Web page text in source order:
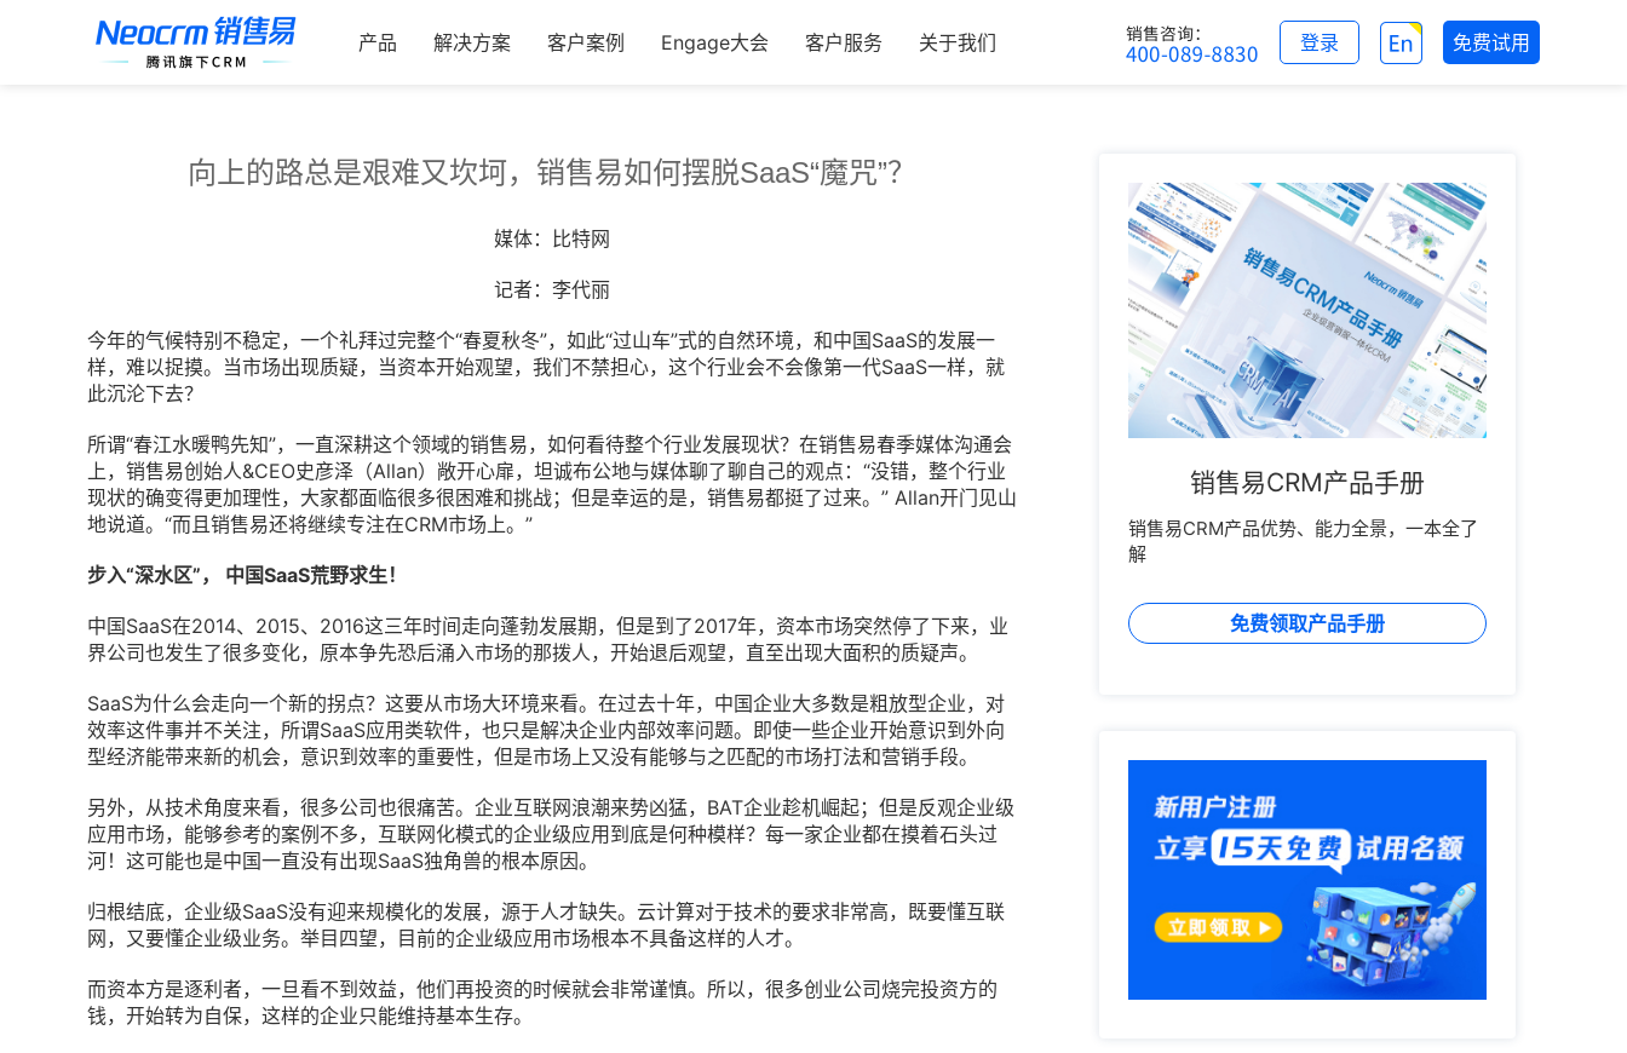
产品 解决方案 客户案例 Engage大会 客户服务 关于我们 免费试用
登录
向上的路总是艰难又坎坷，销售易如何摆脱SaaS“魔咒”？
媒体：比特网
记者：李代丽
今年的气候特别不稳定，一个礼拜过完整个“春夏秋冬”，如此“过山车”式的自然环境，和中国SaaS的发展一
样，难以捉摸。当市场出现质疑，当资本开始观望，我们不禁担心，这个行业会不会像第一代SaaS一样，就
此沉沦下去？
所谓“春江水暖鸭先知”，一直深耕这个领域的销售易，如何看待整个行业发展现状？在销售易春季媒体沟通会
上，销售易创始人&CEO史彦泽（Allan）敞开心扉，坦诚布公地与媒体聊了聊自己的观点：“没错，整个行业
现状的确变得更加理性，大家都面临很多很困难和挑战；但是幸运的是，销售易都挺了过来。” Allan开门见山
地说道。“而且销售易还将继续专注在CRM市场上。”
步入“深水区”， 中国SaaS荒野求生！
中国SaaS在2014、2015、2016这三年时间走向蓬勃发展期，但是到了2017年，资本市场突然停了下来，业
界公司也发生了很多变化，原本争先恐后涌入市场的那拨人，开始退后观望，直至出现大面积的质疑声。
SaaS为什么会走向一个新的拐点？这要从市场大环境来看。在过去十年，中国企业大多数是粗放型企业，对
效率这件事并不关注，所谓SaaS应用类软件，也只是解决企业内部效率问题。即使一些企业开始意识到外向
型经济能带来新的机会，意识到效率的重要性，但是市场上又没有能够与之匹配的市场打法和营销手段。
另外，从技术角度来看，很多公司也很痛苦。企业互联网浪潮来势凶猛，BAT企业趁机崛起；但是反观企业级
应用市场，能够参考的案例不多，互联网化模式的企业级应用到底是何种模样？每一家企业都在摸着石头过
河！这可能也是中国一直没有出现SaaS独角兽的根本原因。
归根结底，企业级SaaS没有迎来规模化的发展，源于人才缺失。云计算对于技术的要求非常高，既要懂互联
网，又要懂企业级业务。举目四望，目前的企业级应用市场根本不具备这样的人才。
而资本方是逐利者，一旦看不到效益，他们再投资的时候就会非常谨慎。所以，很多创业公司烧完投资方的
钱，开始转为自保，这样的企业只能维持基本生存。
销售易CRM产品手册
销售易CRM产品优势、能力全景，一本全了
解
免费领取产品手册